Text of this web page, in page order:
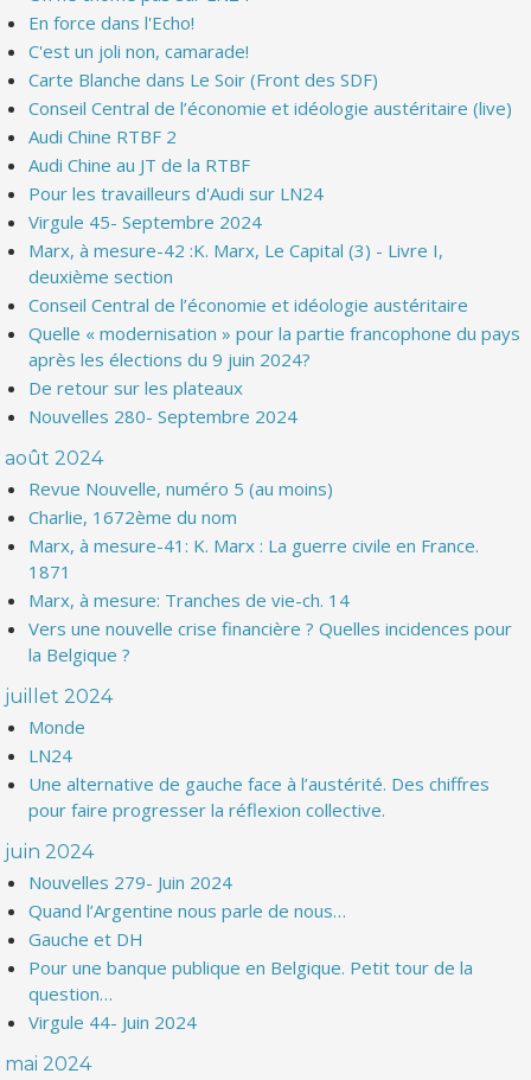
En force dans l'Echo!
C'est un joli non, camarade!
Carte Blanche dans Le Soir (Front des SDF)
Conseil Central de l’économie et idéologie austéritaire (live)
Audi Chine RTBF 2
Audi Chine au JT de la RTBF
Pour les travailleurs d'Audi sur LN24
Virgule 45- Septembre 2024
Marx, à mesure-42 :K. Marx, Le Capital (3) - Livre I,
deuxième section
Conseil Central de l’économie et idéologie austéritaire
Quelle « modernisation » pour la partie francophone du pays
après les élections du 9 juin 2024?
De retour sur les plateaux
Nouvelles 280- Septembre 2024
août 2024
Revue Nouvelle, numéro 5 (au moins)
Charlie, 1672ème du nom
Marx, à mesure-41: K. Marx : La guerre civile en France.
1871
Marx, à mesure: Tranches de vie-ch. 14
Vers une nouvelle crise financière ? Quelles incidences pour
la Belgique ?
juillet 2024
Monde
LN24
Une alternative de gauche face à l’austérité. Des chiffres
pour faire progresser la réflexion collective.
juin 2024
Nouvelles 279- Juin 2024
Quand l’Argentine nous parle de nous…
Gauche et DH
Pour une banque publique en Belgique. Petit tour de la
question…
Virgule 44- Juin 2024
mai 2024